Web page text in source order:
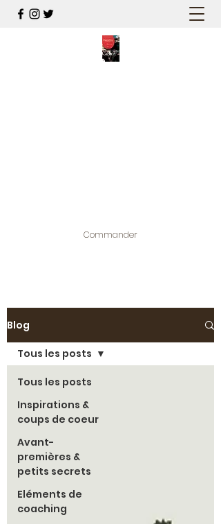
Commander
Blog
Tous les posts
Inspirations &
coups de coeur
Avant-
premières &
petits secrets
Eléments de
coaching
Tous les posts